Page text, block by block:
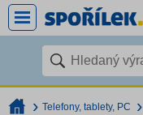
Telefony, tablety, PC